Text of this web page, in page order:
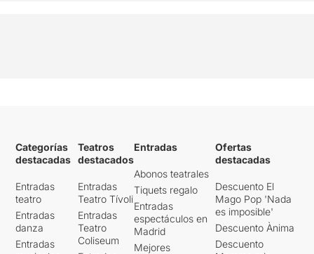
Categorías
destacadas
Entradas
teatro
Entradas
danza
Entradas
Teatros
destacados
Entradas
Teatro Tívoli
Entradas
Teatro
Coliseum
Entradas
Abonos teatrales
Tiquets regalo
Entradas
espectáculos en
Madrid
Mejores
Ofertas
destacadas
Descuento El
Mago Pop 'Nada
es imposible'
Descuento Ànima
Descuento